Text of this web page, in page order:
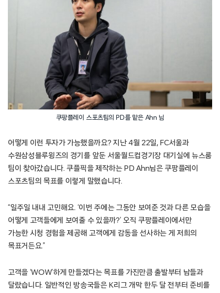
쿠팡플레이 스포츠팀의 PD를 맡은 Ahn 님
어떻게 이런 투자가 가능했을까요? 지난 4월 22일, FC서울과
수원삼성블루윙즈의 경기를 앞둔 서울월드컵경기장 대기실에 뉴스룸
팀이 찾아갔습니다. 쿠플픽을 제작하는 PD Ahn님은 쿠팡플레이
스포츠팀의 목표를 이렇게 말했습니다.
“일주일 내내 고민해요. ‘이번 주에는 그동안 보여준 것과 다른 모습을
어떻게 고객들에게 보여줄 수 있을까?’ 오직 쿠팡플레이에서만
가능한 시청 경험을 제공해 고객에게 감동을 선사하는 게 저희의
목표거든요.”
고객을 ‘WOW’하게 만들겠다는 목표를 가진만큼 출발부터 남들과
달랐습니다. 일반적인 방송국들은 K리그 개막 한두 달 전부터 준비를